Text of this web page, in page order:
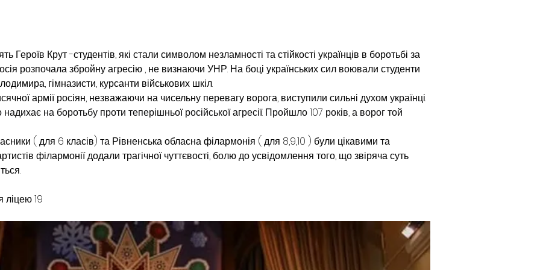
Героїв Крут -студентів, які стали символом незламності та стійкості українців в боротьбі за
розпочала збройну агресію , не визнаючи УНР. На боці українських сил воювали студенти
гімназисти, курсанти військових шкіл.
армії росіян, незважаючи на чисельну перевагу ворога, виступили сильні духом українці.
на боротьбу проти теперішньої російської агресії. Пройшло 107 років, а ворог той
( для 6 класів) та Рівненська обласна філармонія ( для 8,9,10 ) були цікавими та
філармонії додали трагічної чуттєвості, болю до усвідомлення того, що звіряча суть
ліцею 19